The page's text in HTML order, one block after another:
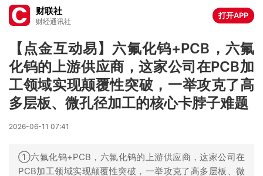
财联社
财经通讯社
打开APP
【点金互动易】六氟化钨+PCB，六氟
化钨的上游供应商，这家公司在PCB加
工领域实现颠覆性突破，一举攻克了高
多层板、微孔径加工的核心卡脖子难题
2026-06-11 07:41
①六氟化钨+PCB，六氟化钨的上游供应商，这家公司在
PCB加工领域实现颠覆性突破，一举攻克了高多层板、微